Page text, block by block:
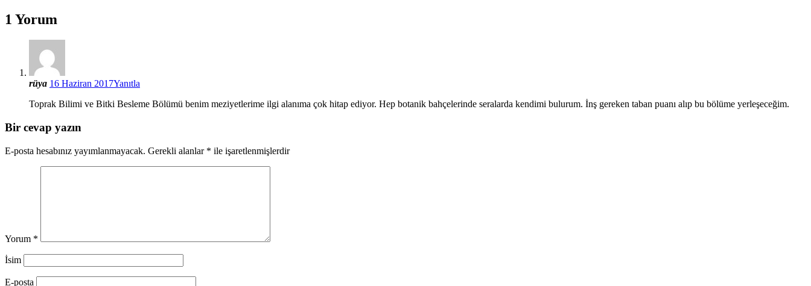
1 Yorum
rüya 16 Haziran 2017Yanıtla
Toprak Bilimi ve Bitki Besleme Bölümü benim meziyetlerime ilgi alanıma çok hitap ediyor. Hep botanik bahçelerinde seralarda kendimi bulurum. İnş gereken taban puanı alıp bu bölüme yerleşeceğim.
Bir cevap yazın
E-posta hesabınız yayımlanmayacak. Gerekli alanlar * ile işaretlenmişlerdir
Yorum *
İsim
E-posta